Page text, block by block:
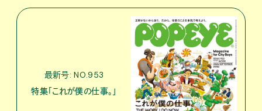
最新号: NO.953
特集「これが僕の仕事。」